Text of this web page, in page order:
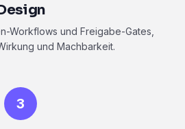
Workflows und Freigabe-Gates,
und Machbarkeit.
3